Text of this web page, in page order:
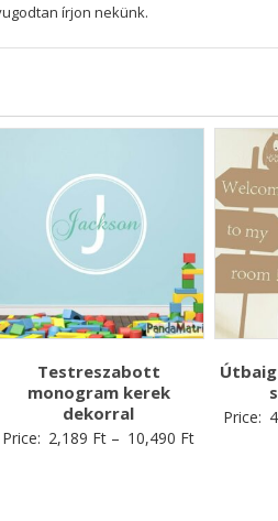
írjon nekünk.
Testreszabott
monogram kerek
dekorral
Price: 2,189 Ft – 10,490 Ft
Price: